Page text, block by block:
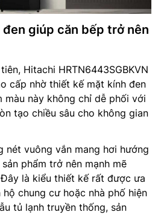
giúp căn bếp trở nên
Hitachi HRTN6443SGBKVN
cấp nhờ thiết kế mặt kính đen
màu này không chỉ dễ phối với
tạo chiều sâu cho không gian
nét vuông vắn mang hơi hướng
phẩm trở nên mạnh mẽ
là kiểu thiết kế rất được ưa
chung cư hoặc nhà phố hiện
tủ lạnh truyền thống, sản